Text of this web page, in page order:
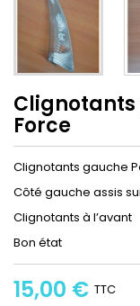
Clignotants
Force
Clignotants gauche
Côté gauche assis
Clignotants à l’avant
Bon état
15,00 € TTC